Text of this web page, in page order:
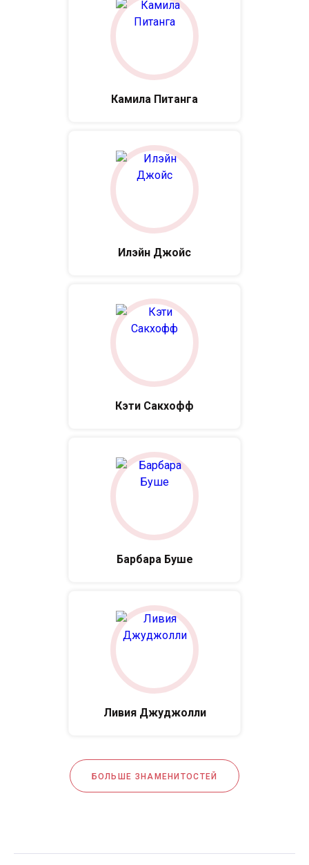
Камила Питанга
Илэйн Джойс
Кэти Сакхофф
Барбара Буше
Ливия Джуджолли
БОЛЬШЕ ЗНАМЕНИТОСТЕЙ